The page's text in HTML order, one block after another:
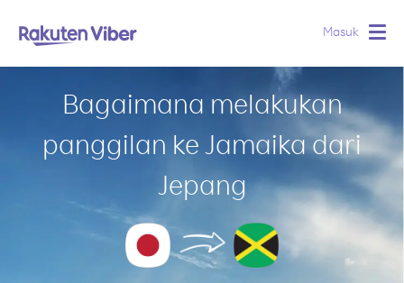
Masuk
Bagaimana melakukan
panggilan ke Jamaika dari
Jepang